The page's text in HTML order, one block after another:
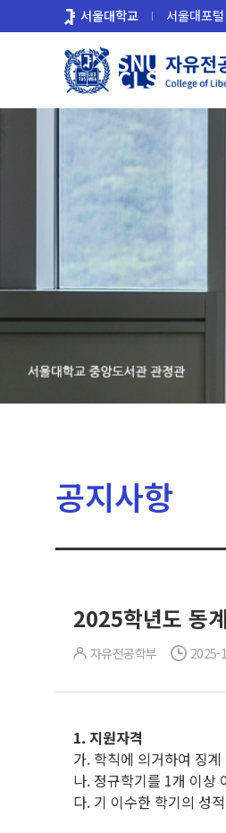
로
서울대학교 서울대포털
공지사항
2025학년도 동
자유전공학부 2025-
1. 지원자격
가. 학칙에 의거하여 징
나. 정규학기를 1개 이상
다. 기 이수한 학기의 성